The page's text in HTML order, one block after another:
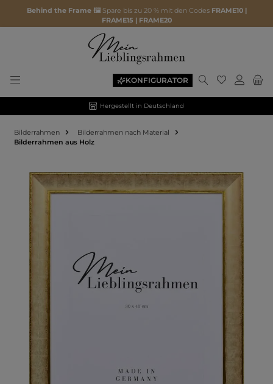
Behind the Frame 🖼️ Spare bis zu 20 % mit den Codes FRAME10 |
FRAME15 | FRAME20
KONFIGURATOR
Hergestellt in Deutschland
Bilderrahmen
Bilderrahmen nach Material
Bilderrahmen aus Holz
Bildergalerie überspringen